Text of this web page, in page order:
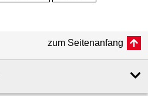
zum Seitenanfang